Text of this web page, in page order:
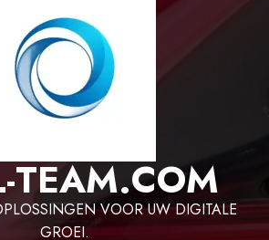
TEAM.COM
VOOR UW DIGITALE
GROEI.